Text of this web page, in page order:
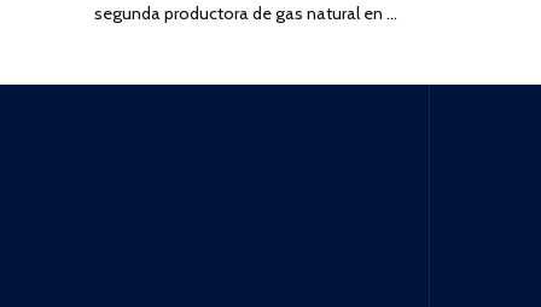
segunda productora de gas natural en …